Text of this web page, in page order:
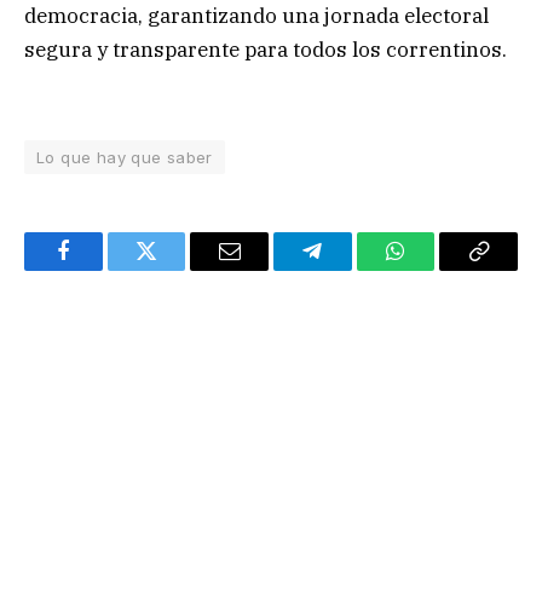
democracia, garantizando una jornada electoral
segura y transparente para todos los correntinos.
Lo que hay que saber
FacebookTwitter Email TelegramWhatsAppCopy